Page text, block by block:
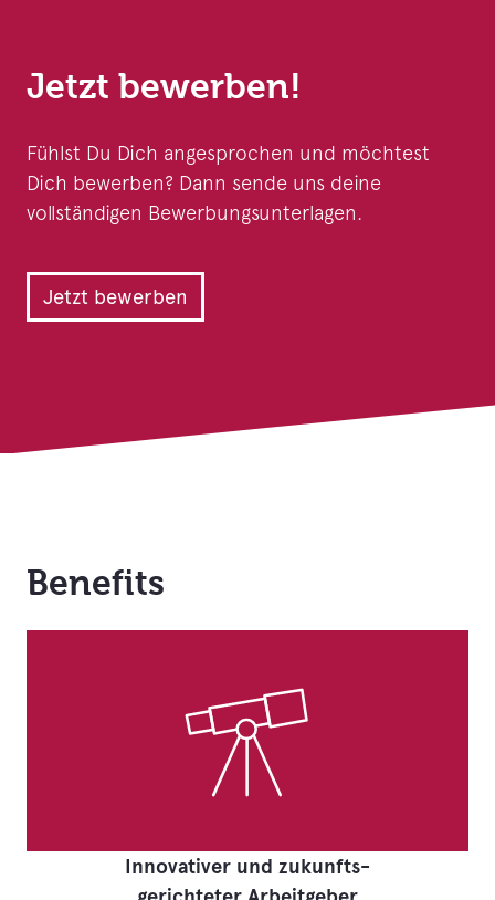
Jetzt bewerben!
Fühlst Du Dich angesprochen und möchtest
Dich bewerben? Dann sende uns deine
vollständigen Bewerbungsunterlagen.
Jetzt bewerben
Benefits
Innovativer und zukunfts-